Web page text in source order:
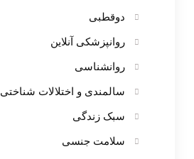
دوقطبی
روانپزشکی آنلاین
روانشناسی
سالمندی و اختلالات شناختی
سبک زندگی
سلامت جنسی